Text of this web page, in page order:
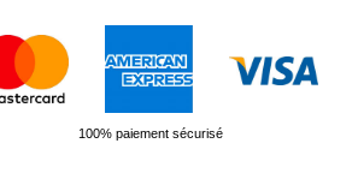
100% paiement sécurisé